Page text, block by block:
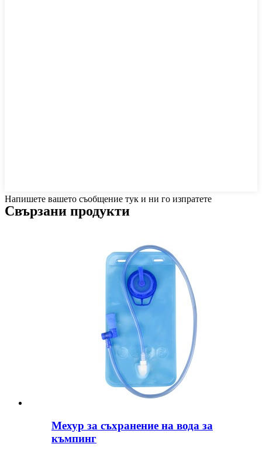
Напишете вашето съобщение тук и ни го изпратете
Свързани продукти
Мехур за съхранение на вода за
къмпинг